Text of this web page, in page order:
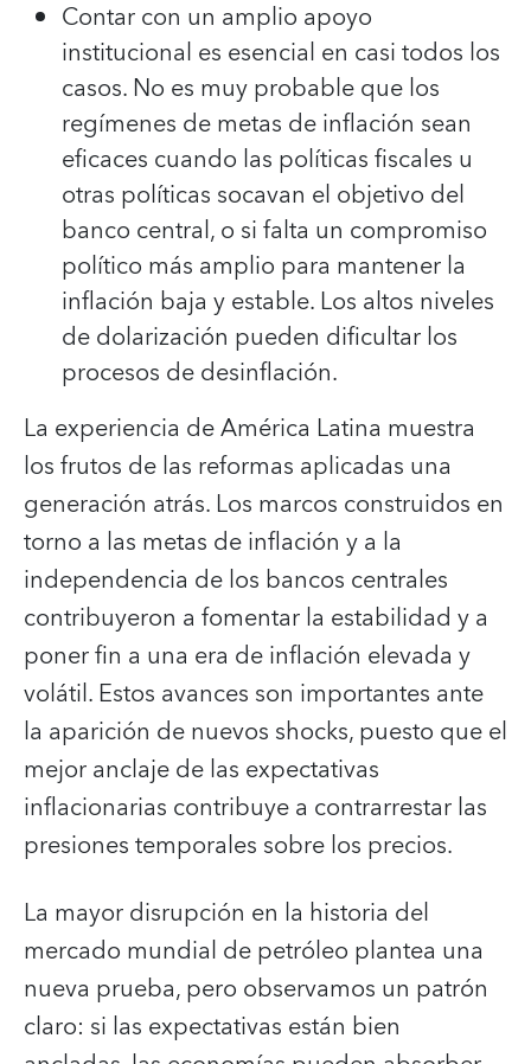
Contar con un amplio apoyo
institucional es esencial en casi todos los
casos. No es muy probable que los
regímenes de metas de inflación sean
eficaces cuando las políticas fiscales u
otras políticas socavan el objetivo del
banco central, o si falta un compromiso
político más amplio para mantener la
inflación baja y estable. Los altos niveles
de dolarización pueden dificultar los
procesos de desinflación.
La experiencia de América Latina muestra
los frutos de las reformas aplicadas una
generación atrás. Los marcos construidos en
torno a las metas de inflación y a la
independencia de los bancos centrales
contribuyeron a fomentar la estabilidad y a
poner fin a una era de inflación elevada y
volátil. Estos avances son importantes ante
la aparición de nuevos shocks, puesto que el
mejor anclaje de las expectativas
inflacionarias contribuye a contrarrestar las
presiones temporales sobre los precios.
La mayor disrupción en la historia del
mercado mundial de petróleo plantea una
nueva prueba, pero observamos un patrón
claro: si las expectativas están bien